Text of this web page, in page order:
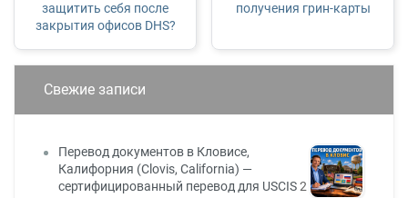
защитить себя после
закрытия офисов DHS?
получения грин-карты
Свежие записи
Перевод документов в Кловисе,
Калифорния (Clovis, California) —
сертифицированный перевод для USCIS2